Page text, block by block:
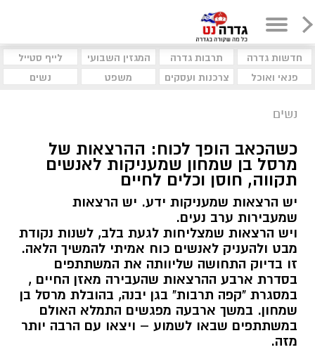
חדשות גדרה תרבות גדרה המגזין השבועי
לייף סטייל
פנאי ואוכל
צרכנות ועסקים משפט נשים
נשים
כשהכאב הופך לכוח: ההרצאות של
מרסל בן שמחון שמעניקות לאנשים
תקווה, חוסן וכלים לחיים
יש הרצאות שמעניקות ידע. יש הרצאות
שמעבירות ערב נעים.
ויש הרצאות שמצליחות לגעת בלב, לשנות נקודת
מבט ולהעניק לאנשים כוח אמיתי להמשיך הלאה.
זו בדיוק התחושה שליוותה את המשתתפים
בסדרת ארבע ההרצאות שהעבירה מאזן החיים ,
במסגרת "קפה תרבות" בגן יבנה, בהובלת מרסל בן
שמחון. במשך ארבעה מפגשים התמלא האולם
במשתתפים שבאו לשמוע – ויצאו עם הרבה יותר
מזה.